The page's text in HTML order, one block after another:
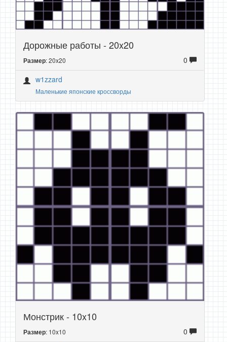
Дорожные работы - 20x20
Размер: 20x20
0
w1zzard
Маленькие японские кроссворды
Монстрик - 10x10
Размер: 10x10
0